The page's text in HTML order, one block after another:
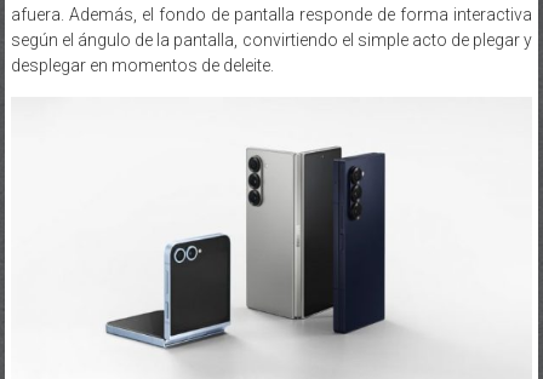
afuera. Además, el fondo de pantalla responde de forma interactiva
según el ángulo de la pantalla, convirtiendo el simple acto de plegar y
desplegar en momentos de deleite.